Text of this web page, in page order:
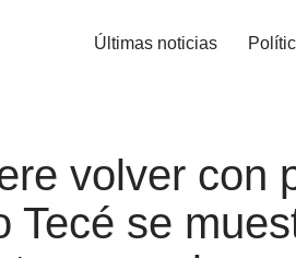
Últimas noticias
volver con
Tecé se